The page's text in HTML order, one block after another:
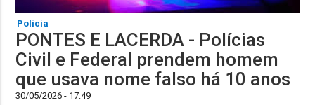
Polícia
PONTES E LACERDA - Polícias
Civil e Federal prendem homem
que usava nome falso há 10 anos
30/05/2026 - 17:49